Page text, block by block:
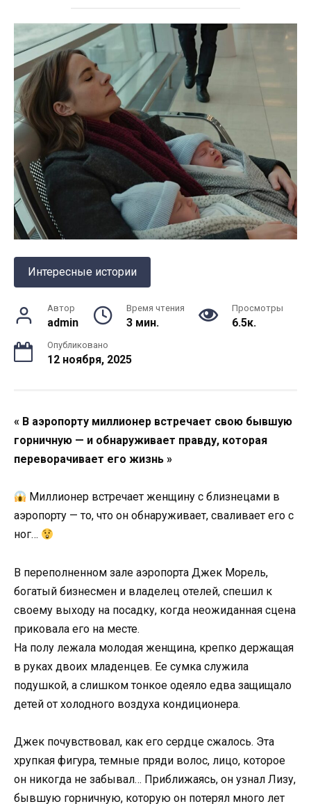
Интересные истории
Автор
admin
Время чтения
3 мин.
Просмотры
6.5к.
Опубликовано
12 ноября, 2025
« В аэропорту миллионер встречает свою бывшую
горничную — и обнаруживает правду, которая
переворачивает его жизнь »
Миллионер встречает женщину с близнецами в
аэропорту — то, что он обнаруживает, сваливает его с
ног…
В переполненном зале аэропорта Джек Морель,
богатый бизнесмен и владелец отелей, спешил к
своему выходу на посадку, когда неожиданная сцена
приковала его на месте.
На полу лежала молодая женщина, крепко держащая
в руках двоих младенцев. Ее сумка служила
подушкой, а слишком тонкое одеяло едва защищало
детей от холодного воздуха кондиционера.
Джек почувствовал, как его сердце сжалось. Эта
хрупкая фигура, темные пряди волос, лицо, которое
он никогда не забывал… Приближаясь, он узнал Лизу,
бывшую горничную, которую он потерял много лет